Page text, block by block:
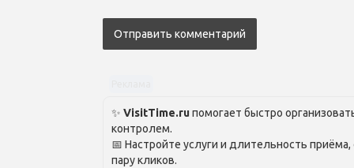
✨ VisitTime.ruпомогает быстро
контролем.
📅 Настройте услуги и длительность
пару кликов.